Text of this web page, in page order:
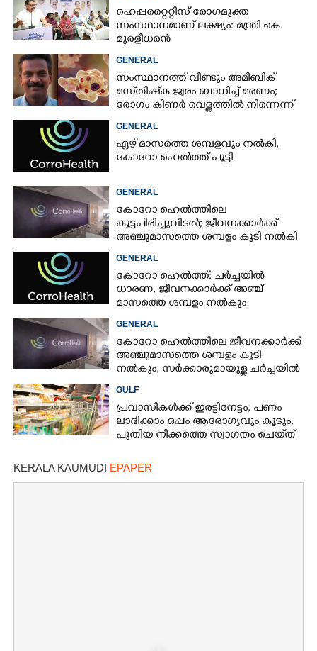
ഹെപ്പറ്റൈറ്റിസ് രോഗമുക്ത
സംസ്ഥാനമാണ് ലക്ഷ്യം: മന്ത്രി കെ.
മുരളീധരൻ
GENERAL
സംസ്ഥാനത്ത് വീണ്ടും അമീബിക്
മസ്‌തിഷ്‌ക ജ്വരം ബാധിച്ച് മരണം;
രോഗം കിണർ വെള്ളത്തിൽ നിന്നെന്ന്
GENERAL
ഏഴ് മാസത്തെ ശമ്പളവും നൽകി,
കോറോ ഹെൽത്ത് പൂട്ടി
GENERAL
കോറോ ഹെൽത്തിലെ
കൂട്ടപിരിച്ചുവിടൽ; ജീവനക്കാർക്ക്
അഞ്ചുമാസത്തെ ശമ്പളം കൂടി നൽകി
GENERAL
കോറോ ഹെൽത്ത്: ചർച്ചയിൽ
ധാരണ, ജീവനക്കാർക്ക് അഞ്ച്
മാസത്തെ ശമ്പളം നൽകും
GENERAL
കോറോ ഹെൽത്തിലെ ജീവനക്കാർക്ക്
അഞ്ചുമാസത്തെ ശമ്പളം കൂടി
നൽകും; സർക്കാരുമായുള്ള ചർച്ചയിൽ
GULF
പ്രവാസികൾക്ക് ഇരട്ടിനേട്ടം; പണം
ലാഭിക്കാം ഒപ്പം ആരോഗ്യവും കൂടും,
പുതിയ നീക്കത്തെ സ്വാഗതം ചെയ്‌ത്
KERALA KAUMUDI EPAPER